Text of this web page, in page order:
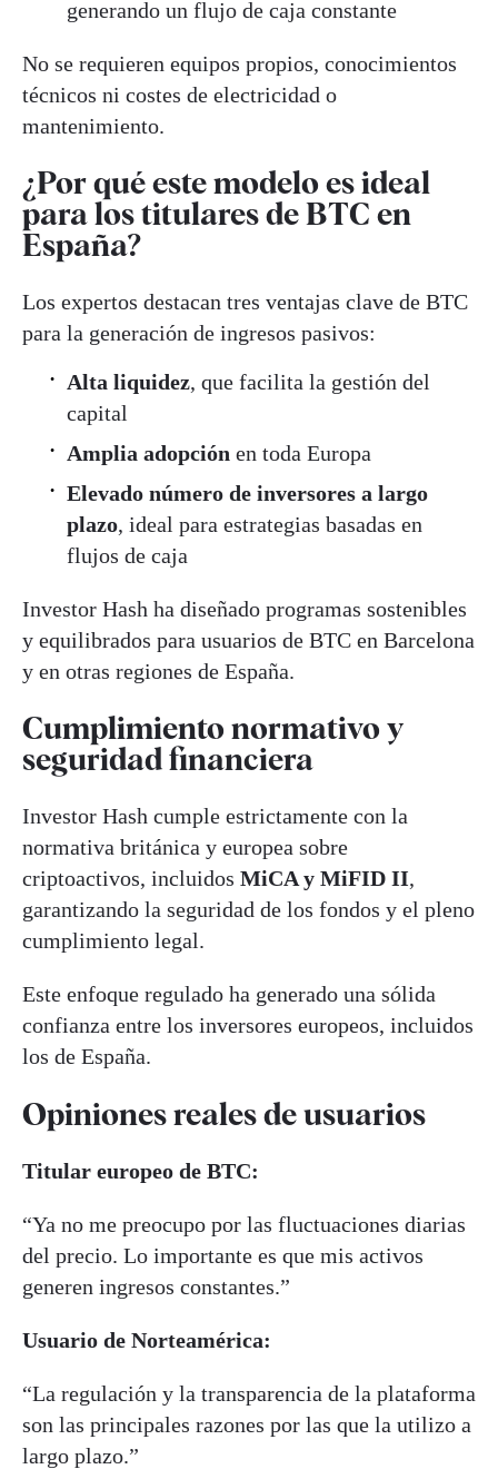
generando un flujo de caja constante
No se requieren equipos propios, conocimientos
técnicos ni costes de electricidad o
mantenimiento.
¿Por qué este modelo es ideal
para los titulares de BTC en
España?
Los expertos destacan tres ventajas clave de BTC
para la generación de ingresos pasivos:
Alta liquidez, que facilita la gestión del
capital
Amplia adopción en toda Europa
Elevado número de inversores a largo
plazo, ideal para estrategias basadas en
flujos de caja
Investor Hash ha diseñado programas sostenibles
y equilibrados para usuarios de BTC en Barcelona
y en otras regiones de España.
Cumplimiento normativo y
seguridad financiera
Investor Hash cumple estrictamente con la
normativa británica y europea sobre
criptoactivos, incluidos MiCA y MiFID II,
garantizando la seguridad de los fondos y el pleno
cumplimiento legal.
Este enfoque regulado ha generado una sólida
confianza entre los inversores europeos, incluidos
los de España.
Opiniones reales de usuarios
Titular europeo de BTC:
“Ya no me preocupo por las fluctuaciones diarias
del precio. Lo importante es que mis activos
generen ingresos constantes.”
Usuario de Norteamérica:
“La regulación y la transparencia de la plataforma
son las principales razones por las que la utilizo a
largo plazo.”